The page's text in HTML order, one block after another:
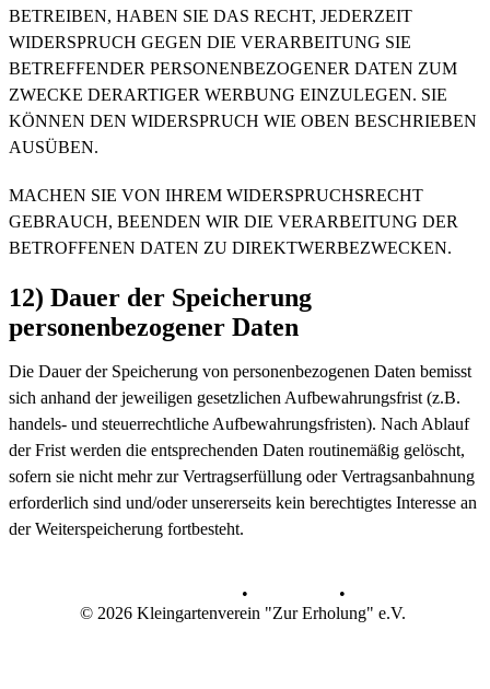
BETREIBEN, HABEN SIE DAS RECHT, JEDERZEIT
WIDERSPRUCH GEGEN DIE VERARBEITUNG SIE
BETREFFENDER PERSONENBEZOGENER DATEN ZUM
ZWECKE DERARTIGER WERBUNG EINZULEGEN. SIE
KÖNNEN DEN WIDERSPRUCH WIE OBEN BESCHRIEBEN
AUSÜBEN.
MACHEN SIE VON IHREM WIDERSPRUCHSRECHT
GEBRAUCH, BEENDEN WIR DIE VERARBEITUNG DER
BETROFFENEN DATEN ZU DIREKTWERBEZWECKEN.
12) Dauer der Speicherung
personenbezogener Daten
Die Dauer der Speicherung von personenbezogenen Daten bemisst
sich anhand der jeweiligen gesetzlichen Aufbewahrungsfrist (z.B.
handels- und steuerrechtliche Aufbewahrungsfristen). Nach Ablauf
der Frist werden die entsprechenden Daten routinemäßig gelöscht,
sofern sie nicht mehr zur Vertragserfüllung oder Vertragsanbahnung
erforderlich sind und/oder unsererseits kein berechtigtes Interesse an
der Weiterspeicherung fortbesteht.
•
•
© 2026 Kleingartenverein "Zur Erholung" e.V.